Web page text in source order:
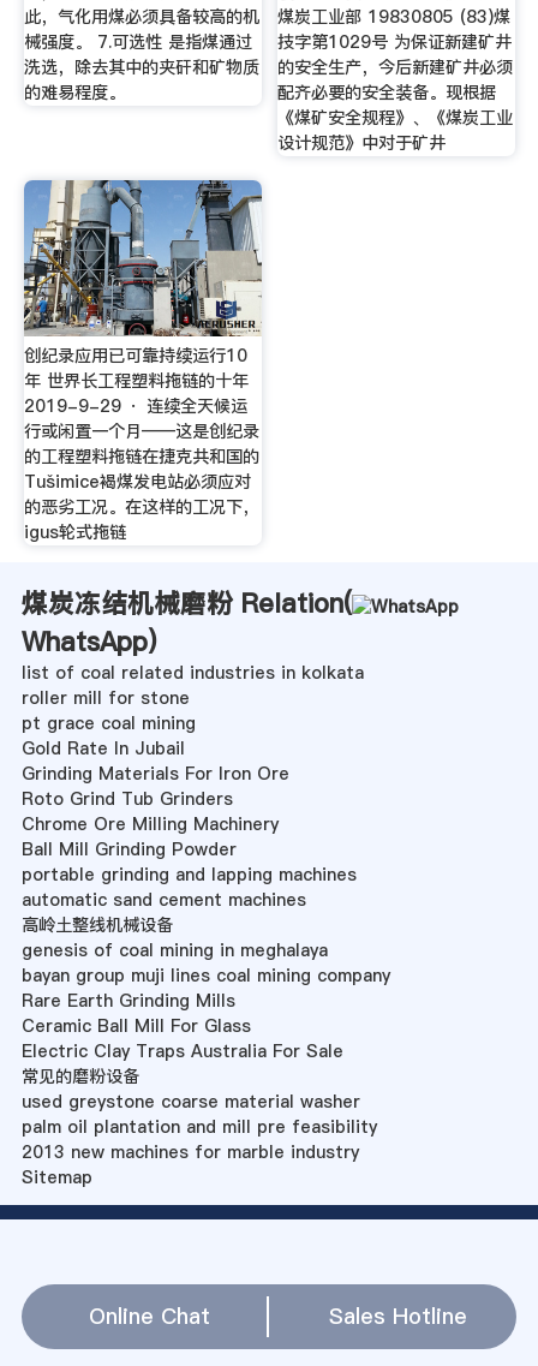
此，气化用煤必须具备较高的机
械强度。 7.可选性 是指煤通过
洗选，除去其中的夹矸和矿物质
的难易程度。
煤炭工业部 19830805 (83)煤
技字第1029号 为保证新建矿井
的安全生产，今后新建矿井必须
配齐必要的安全装备。现根据
《煤矿安全规程》、《煤炭工业
设计规范》中对于矿井
创纪录应用已可靠持续运行10
年 世界长工程塑料拖链的十年
2019-9-29 · 连续全天候运
行或闲置一个月——这是创纪录
的工程塑料拖链在捷克共和国的
Tušimice褐煤发电站必须应对
的恶劣工况。在这样的工况下，
igus轮式拖链
煤炭冻结机械磨粉 Relation(
WhatsApp)
list of coal related industries in kolkata
roller mill for stone
pt grace coal mining
Gold Rate In Jubail
Grinding Materials For Iron Ore
Roto Grind Tub Grinders
Chrome Ore Milling Machinery
Ball Mill Grinding Powder
portable grinding and lapping machines
automatic sand cement machines
高岭土整线机械设备
genesis of coal mining in meghalaya
bayan group muji lines coal mining company
Rare Earth Grinding Mills
Ceramic Ball Mill For Glass
Electric Clay Traps Australia For Sale
常见的磨粉设备
used greystone coarse material washer
palm oil plantation and mill pre feasibility
2013 new machines for marble industry
Sitemap
Online Chat Sales Hotline